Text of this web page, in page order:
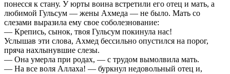
понесся к стану. У юрты воина встретили его отец и мать, а
любимой Гульсум — жены Ахмеда — не было. Мать со
слезами выразила ему свое соболезнование:
— Крепись, сынок, твоя Гульсум покинула нас!
Услышав эти слова, Ахмед бессильно опустился на порог,
пряча нахлынувшие слезы.
— Она умерла при родах, — с трудом вымолвила мать.
— На все воля Аллаха! — буркнул недовольный отец и,